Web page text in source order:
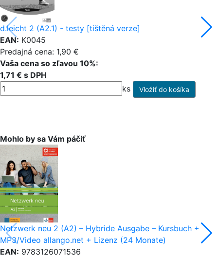
d.leicht 2 (A2.1) - testy [tištěná verze]
EAN: K0045
Predajná cena: 1,90 €
Vaša cena so zľavou 10%:
1,71 € s DPH
ks
Mohlo by sa Vám páčiť
Netzwerk neu 2 (A2) – Hybride Ausgabe – Kursbuch +
MP3/Video allango.net + Lizenz (24 Monate)
EAN: 9783126071536